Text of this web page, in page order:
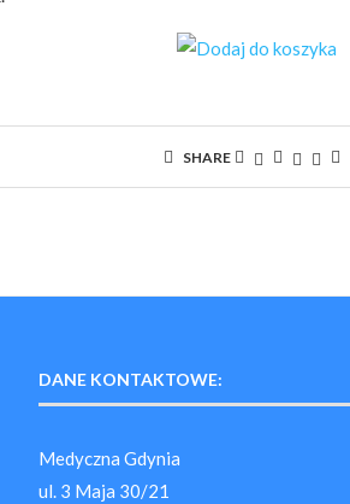
SHARE
DANE KONTAKTOWE:
Medyczna Gdynia
ul. 3 Maja 30/21